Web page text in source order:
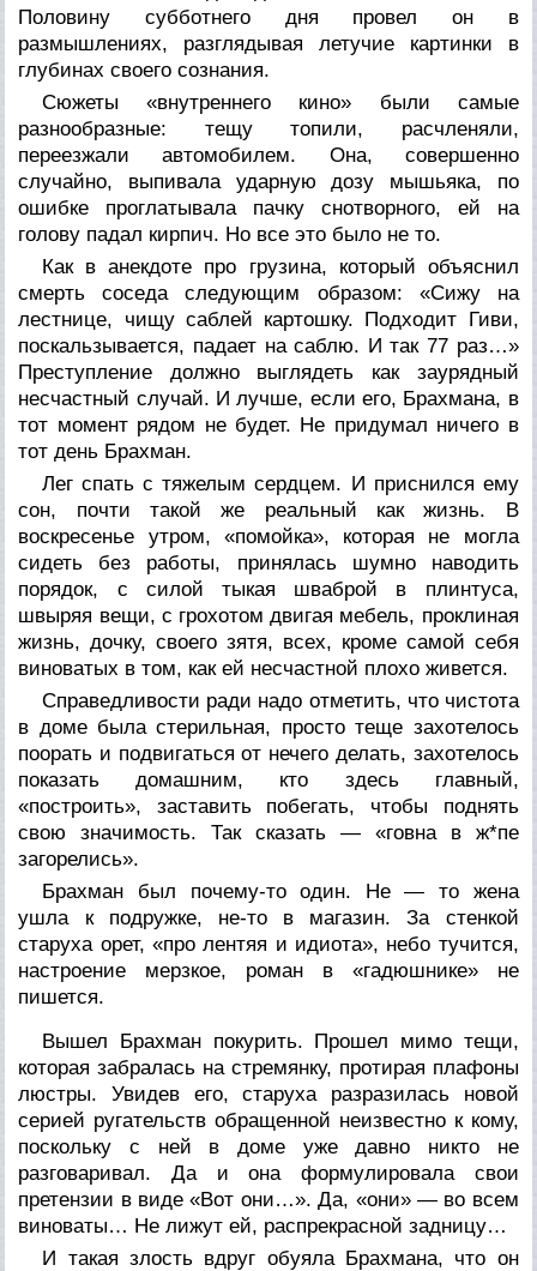
Половину субботнего дня провел он в
размышлениях, разглядывая летучие картинки в
глубинах своего сознания.
Сюжеты «внутреннего кино» были самые
разнообразные: тещу топили, расчленяли,
переезжали автомобилем. Она, совершенно
случайно, выпивала ударную дозу мышьяка, по
ошибке проглатывала пачку снотворного, ей на
голову падал кирпич. Но все это было не то.
Как в анекдоте про грузина, который объяснил
смерть соседа следующим образом: «Сижу на
лестнице, чищу саблей картошку. Подходит Гиви,
поскальзывается, падает на саблю. И так 77 раз…»
Преступление должно выглядеть как заурядный
несчастный случай. И лучше, если его, Брахмана, в
тот момент рядом не будет. Не придумал ничего в
тот день Брахман.
Лег спать с тяжелым сердцем. И приснился ему
сон, почти такой же реальный как жизнь. В
воскресенье утром, «помойка», которая не могла
сидеть без работы, принялась шумно наводить
порядок, с силой тыкая шваброй в плинтуса,
швыряя вещи, с грохотом двигая мебель, проклиная
жизнь, дочку, своего зятя, всех, кроме самой себя
виноватых в том, как ей несчастной плохо живется.
Справедливости ради надо отметить, что чистота
в доме была стерильная, просто теще захотелось
поорать и подвигаться от нечего делать, захотелось
показать домашним, кто здесь главный,
«построить», заставить побегать, чтобы поднять
свою значимость. Так сказать — «говна в ж*пе
загорелись».
Брахман был почему-то один. Не — то жена
ушла к подружке, не-то в магазин. За стенкой
старуха орет, «про лентяя и идиота», небо тучится,
настроение мерзкое, роман в «гадюшнике» не
пишется.
Вышел Брахман покурить. Прошел мимо тещи,
которая забралась на стремянку, протирая плафоны
люстры. Увидев его, старуха разразилась новой
серией ругательств обращенной неизвестно к кому,
поскольку с ней в доме уже давно никто не
разговаривал. Да и она формулировала свои
претензии в виде «Вот они…». Да, «они» — во всем
виноваты… Не лижут ей, распрекрасной задницу…
И такая злость вдруг обуяла Брахмана, что он